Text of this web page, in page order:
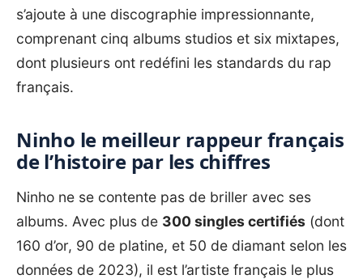
s’ajoute à une discographie impressionnante,
comprenant cinq albums studios et six mixtapes,
dont plusieurs ont redéfini les standards du rap
français.
Ninho le meilleur rappeur français
de l’histoire par les chiffres
Ninho ne se contente pas de briller avec ses
albums. Avec plus de 300 singles certifiés (dont
160 d’or, 90 de platine, et 50 de diamant selon les
données de 2023), il est l’artiste français le plus